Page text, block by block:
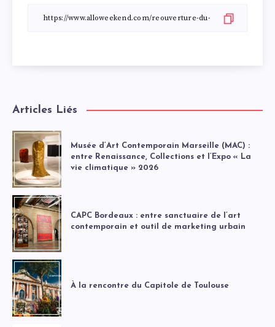
Articles Liés
Musée d’Art Contemporain Marseille (MAC) :
entre Renaissance, Collections et l’Expo « La
vie climatique » 2026
CAPC Bordeaux : entre sanctuaire de l’art
contemporain et outil de marketing urbain
À la rencontre du Capitole de Toulouse